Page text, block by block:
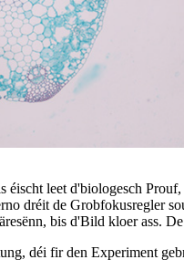
éischt leet d'biologesch
dréit de Grobfokusregler
bis d'Bild kloer ass.
déi fir den Experiment